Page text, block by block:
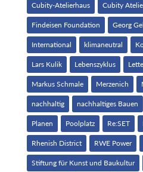
Cubity-Atelierhaus Cubity
Findeisen Foundation Georg
International klimaneutral
Lars Kulik Lebenszyklus
Markus Schmale Merzenich
nachhaltig nachhaltiges Bauen
Planen Poolplatz Re:SET
Rhenish District RWE Power
Stiftung für Kunst und Baukultur